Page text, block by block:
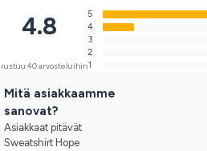
4.8
40 arvosteluihin
5
4
3
2
1
Mitä asiakkaamme
sanovat?
Asiakkaat pitävät
Sweatshirt Hope